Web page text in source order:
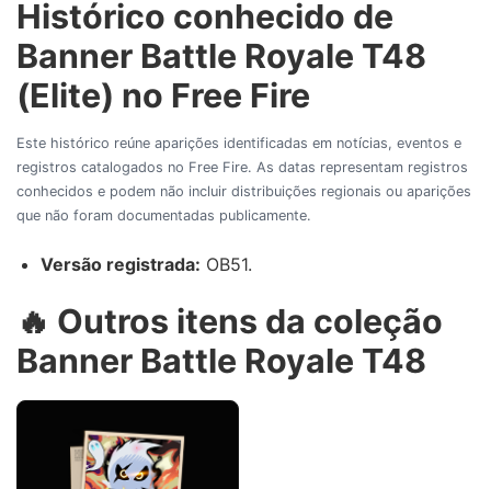
Histórico conhecido de
Banner Battle Royale T48
(Elite) no Free Fire
Este histórico reúne aparições identificadas em notícias, eventos e
registros catalogados no Free Fire. As datas representam registros
conhecidos e podem não incluir distribuições regionais ou aparições
que não foram documentadas publicamente.
Versão registrada: OB51.
🔥 Outros itens da coleção
Banner Battle Royale T48